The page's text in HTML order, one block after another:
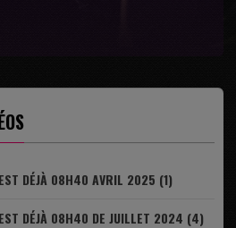
DÉJÀ 08H40 AVRIL 2025 (1)
DÉJÀ 08H40 DE JUILLET 2024 (4)